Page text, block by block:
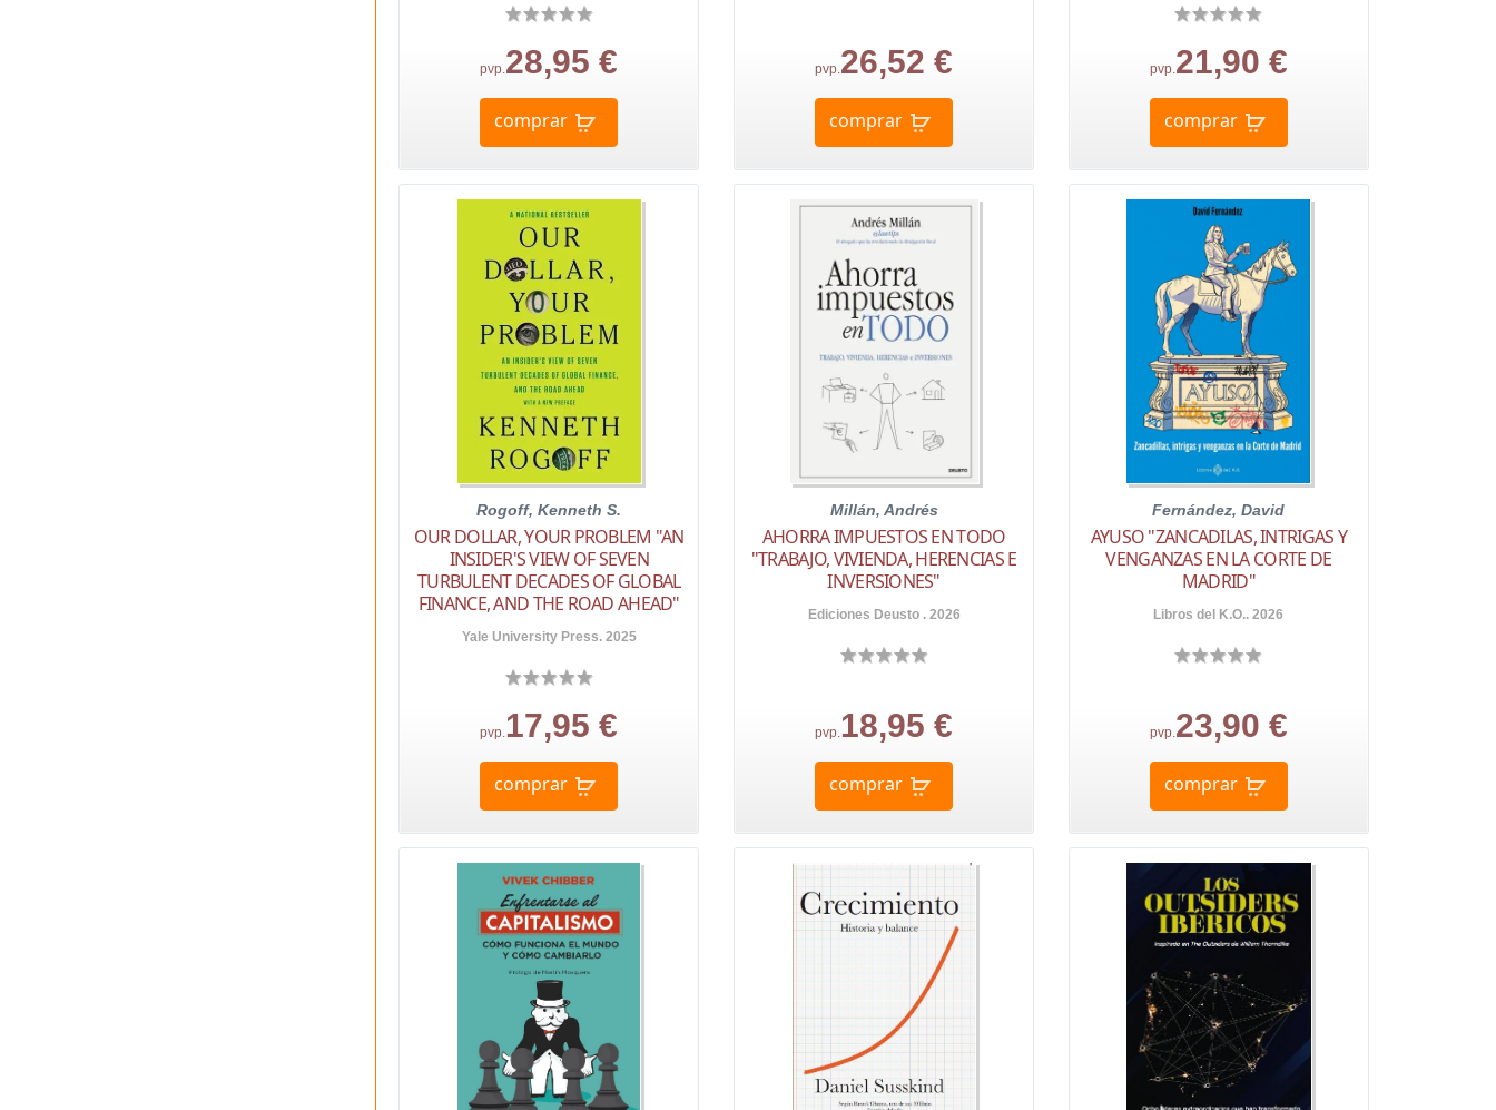
pvp.28,95 €
comprar
pvp.26,52 €
comprar
pvp.21,90 €
comprar
Rogoff, Kenneth S.
OUR DOLLAR, YOUR PROBLEM "AN
INSIDER'S VIEW OF SEVEN
TURBULENT DECADES OF GLOBAL
FINANCE, AND THE ROAD AHEAD"
Yale University Press. 2025
pvp.17,95 €
comprar
Millán, Andrés
AHORRA IMPUESTOS EN TODO
"TRABAJO, VIVIENDA, HERENCIAS E
INVERSIONES"
Ediciones Deusto . 2026
pvp.18,95 €
comprar
Fernández, David
AYUSO "ZANCADILAS, INTRIGAS Y
VENGANZAS EN LA CORTE DE
MADRID"
Libros del K.O.. 2026
pvp.23,90 €
comprar